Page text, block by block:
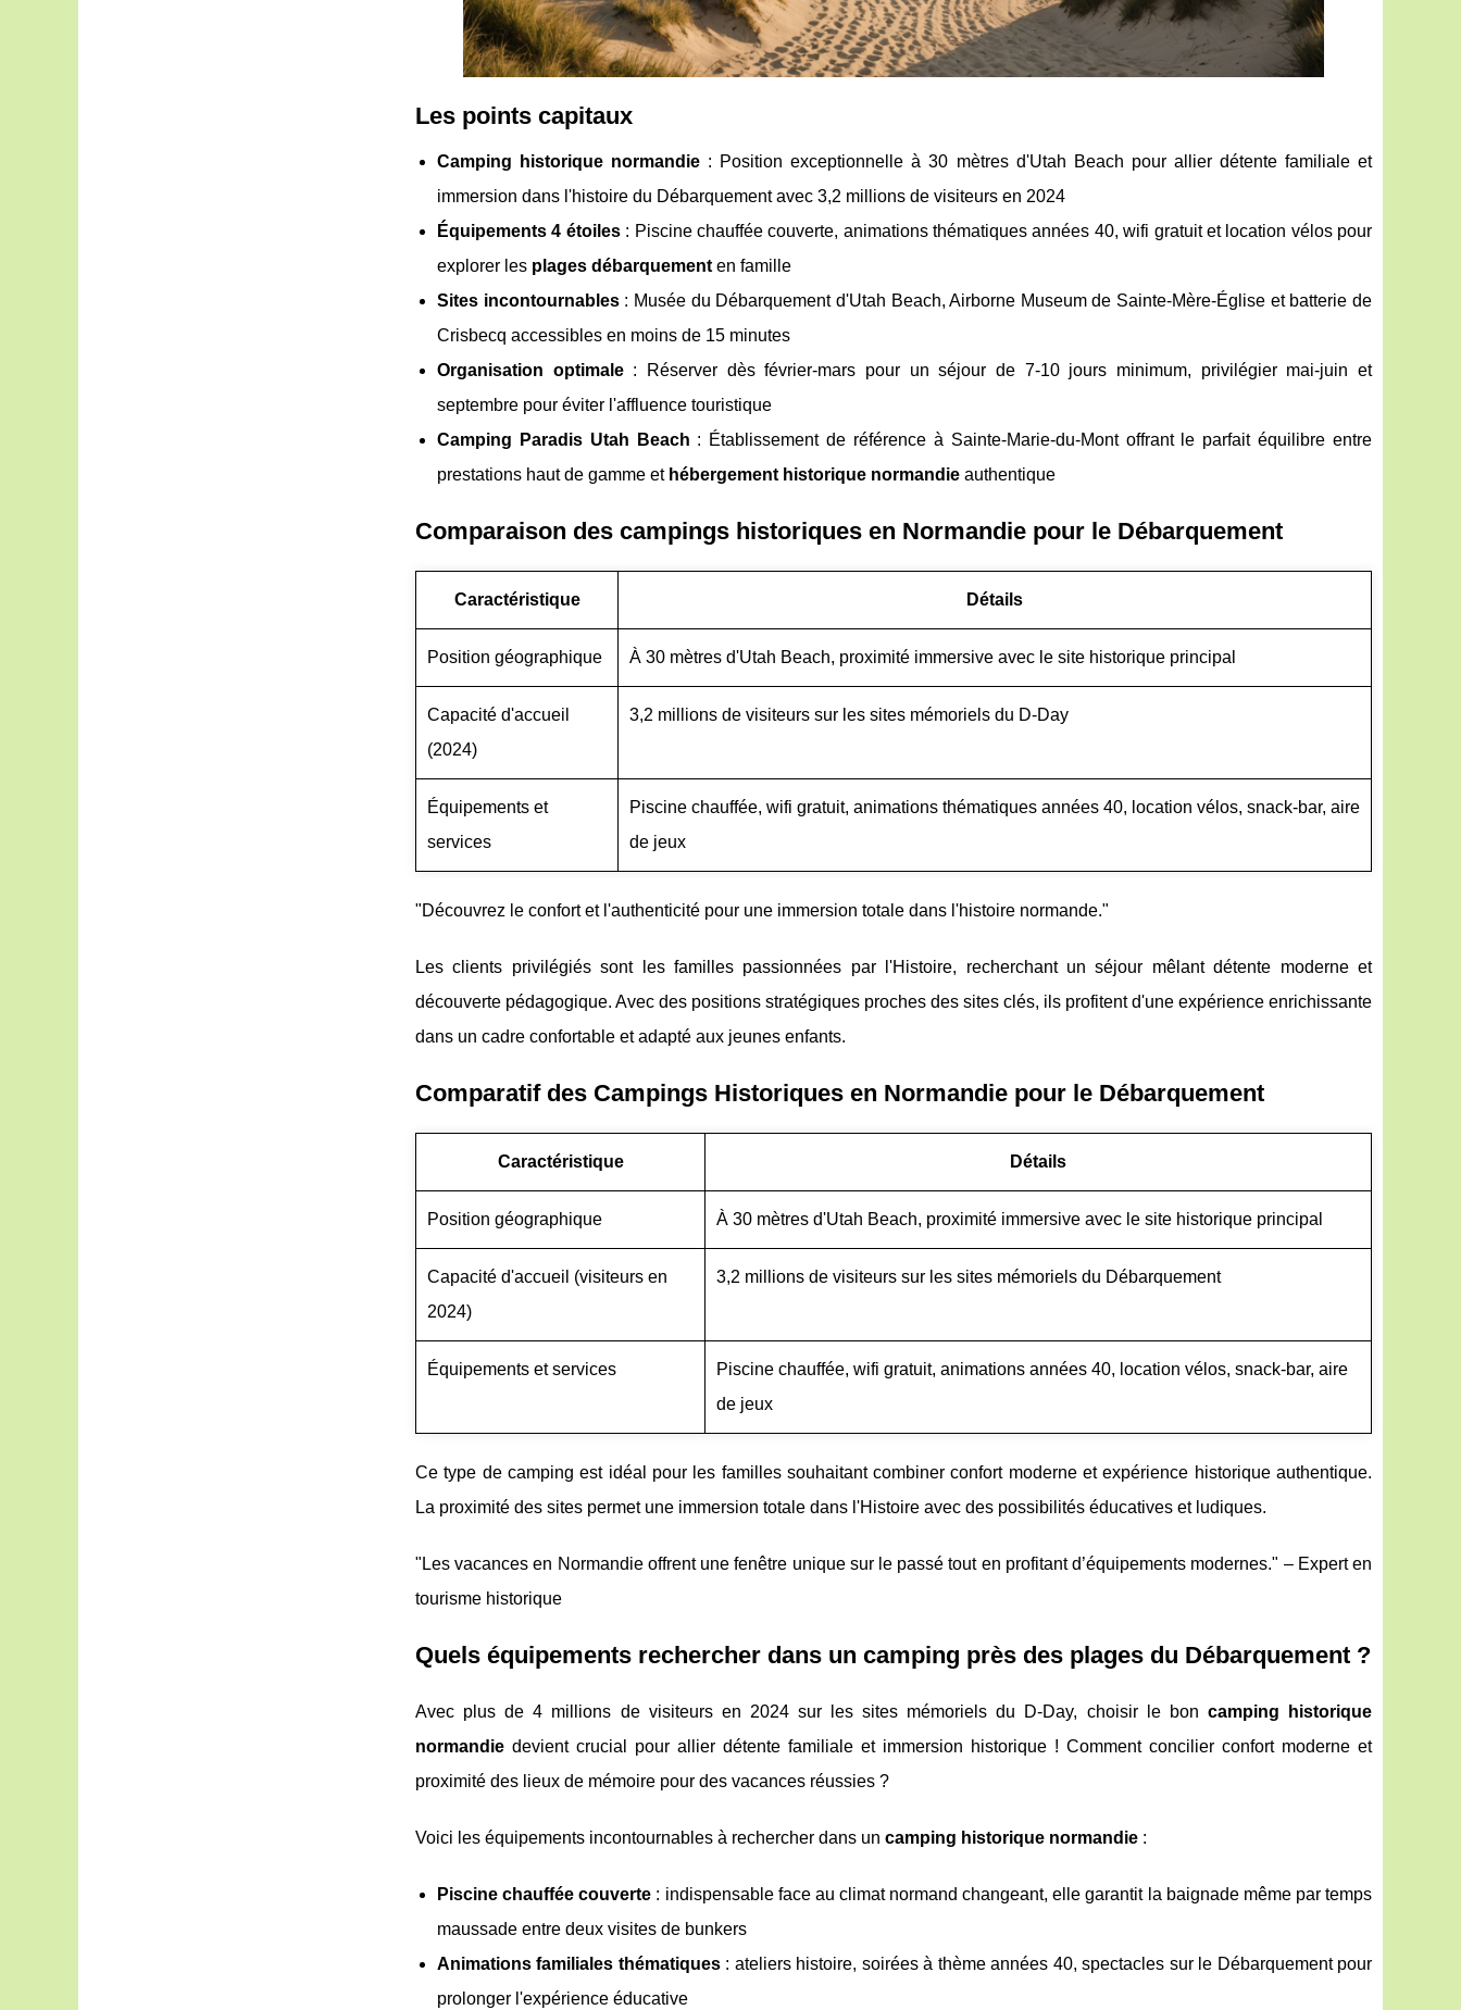
Les points capitaux
Camping historique normandie : Position exceptionnelle à 30 mètres d'Utah Beach pour allier détente familiale et
immersion dans l'histoire du Débarquement avec 3,2 millions de visiteurs en 2024
Équipements 4 étoiles: Piscine chauffée couverte, animations thématiques années 40, wifi gratuit et location vélos pour
explorer les plages débarquement en famille
Sites incontournables: Musée du Débarquement d'Utah Beach, Airborne Museum de Sainte-Mère-Église et batterie de
Crisbecq accessibles en moins de 15 minutes
Organisation optimale: Réserver dès février-mars pour un séjour de 7-10 jours minimum, privilégier mai-juin et
septembre pour éviter l'affluence touristique
Camping Paradis Utah Beach : Établissement de référence à Sainte-Marie-du-Mont offrant le parfait équilibre entre
prestations haut de gamme et hébergement historique normandie authentique
Comparaison des campings historiques en Normandie pour le Débarquement
Caractéristique Détails
Position géographique À 30 mètres d'Utah Beach, proximité immersive avec le site historique principal
Capacité d'accueil
(2024)
3,2 millions de visiteurs sur les sites mémoriels du D-Day
Équipements et
services
Piscine chauffée, wifi gratuit, animations thématiques années 40, location vélos, snack-bar, aire
de jeux
"Découvrez le confort et l'authenticité pour une immersion totale dans l'histoire normande."
Les clients privilégiés sont les familles passionnées par l'Histoire, recherchant un séjour mêlant détente moderne et
découverte pédagogique. Avec des positions stratégiques proches des sites clés, ils profitent d'une expérience enrichissante
dans un cadre confortable et adapté aux jeunes enfants.
Comparatif des Campings Historiques en Normandie pour le Débarquement
Caractéristique Détails
Position géographique À 30 mètres d'Utah Beach, proximité immersive avec le site historique principal
Capacité d'accueil (visiteurs en
2024)
3,2 millions de visiteurs sur les sites mémoriels du Débarquement
Équipements et services
Piscine chauffée, wifi gratuit, animations années 40, location vélos, snack-bar, aire
de jeux
Ce type de camping est idéal pour les familles souhaitant combiner confort moderne et expérience historique authentique.
La proximité des sites permet une immersion totale dans l'Histoire avec des possibilités éducatives et ludiques.
"Les vacances en Normandie offrent une fenêtre unique sur le passé tout en profitant d’équipements modernes." – Expert en
tourisme historique
Quels équipements rechercher dans un camping près des plages du Débarquement ?
Avec plus de 4 millions de visiteurs en 2024 sur les sites mémoriels du D-Day, choisir le bon camping historique
normandie devient crucial pour allier détente familiale et immersion historique ! Comment concilier confort moderne et
proximité des lieux de mémoire pour des vacances réussies ?
Voici les équipements incontournables à rechercher dans un camping historique normandie :
Piscine chauffée couverte : indispensable face au climat normand changeant, elle garantit la baignade même par temps
maussade entre deux visites de bunkers
Animations familiales thématiques: ateliers histoire, soirées à thème années 40, spectacles sur le Débarquement pour
prolonger l'expérience éducative